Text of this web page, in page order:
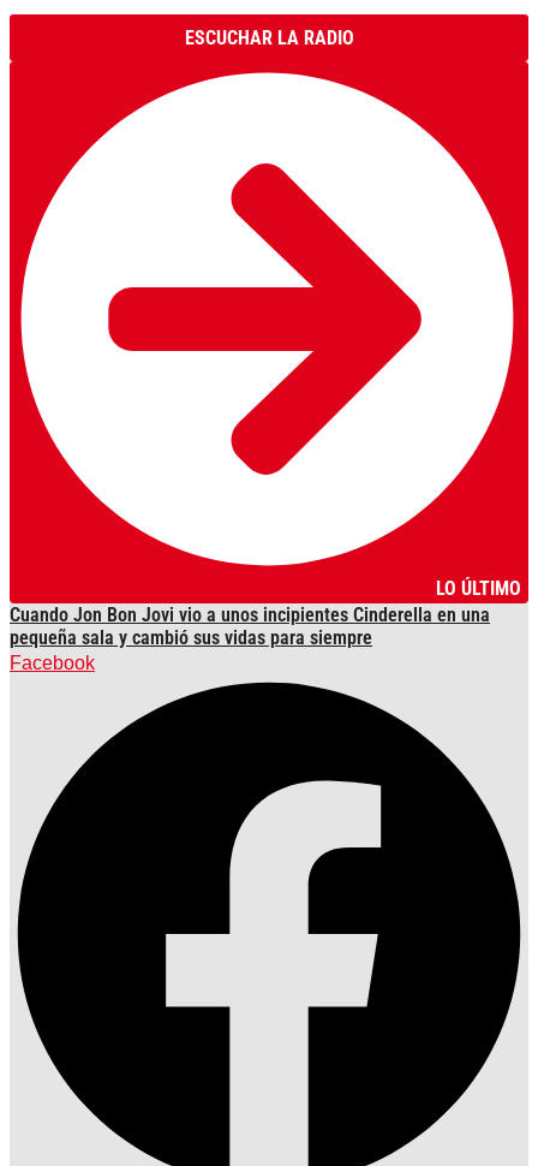
ESCUCHAR LA RADIO
LO ÚLTIMO
Cuando Jon Bon Jovi vio a unos incipientes Cinderella en una
pequeña sala y cambió sus vidas para siempre
Facebook